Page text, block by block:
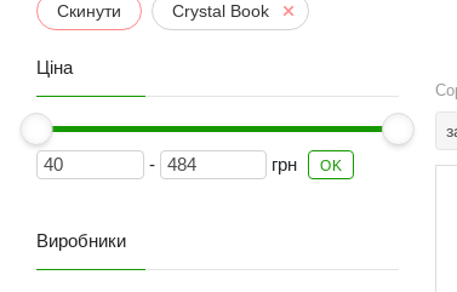
Скинути Crystal Book
Ціна
- грн OK
Виробники